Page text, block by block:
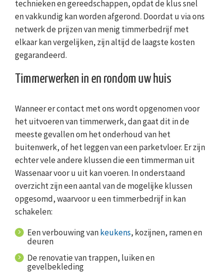
technieken en gereedschappen, opdat de klus snel
en vakkundig kan worden afgerond. Doordat u via ons
netwerk de prijzen van menig timmerbedrijf met
elkaar kan vergelijken, zijn altijd de laagste kosten
gegarandeerd.
Timmerwerken in en rondom uw huis
Wanneer er contact met ons wordt opgenomen voor
het uitvoeren van timmerwerk, dan gaat dit in de
meeste gevallen om het onderhoud van het
buitenwerk, of het leggen van een parketvloer. Er zijn
echter vele andere klussen die een timmerman uit
Wassenaar voor u uit kan voeren. In onderstaand
overzicht zijn een aantal van de mogelijke klussen
opgesomd, waarvoor u een timmerbedrijf in kan
schakelen:
Een verbouwing vankeukens, kozijnen, ramen en
deuren
De renovatie van trappen, luiken en
gevelbekleding